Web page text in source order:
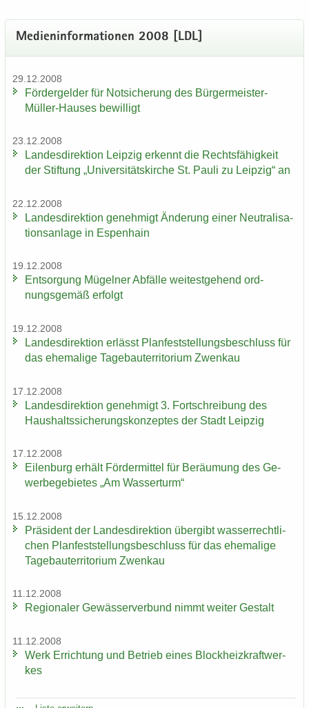
Me­di­en­in­for­ma­tio­nen 2008 [LDL]
29.12.2008
För­der­gel­der für Not­si­che­rung des Bürgermeister-​
Müller-Hauses be­wil­ligt
23.12.2008
Lan­des­di­rek­ti­on Leip­zig er­kennt die Rechts­fä­hig­keit
der Stif­tung „Uni­ver­si­täts­kir­che St. Pauli zu Leip­zig“ an
22.12.2008
Lan­des­di­rek­ti­on ge­neh­migt Än­de­rung einer Neu­tra­li­sa­
ti­ons­an­la­ge in Es­pen­hain
19.12.2008
Ent­sor­gung Mü­gel­ner Ab­fäl­le wei­test­ge­hend ord­
nungs­ge­mäß er­folgt
19.12.2008
Lan­des­di­rek­ti­on er­lässt Plan­fest­stel­lungs­be­schluss für
das ehe­ma­li­ge Ta­ge­bau­ter­ri­to­ri­um Zwenkau
17.12.2008
Lan­des­di­rek­ti­on ge­neh­migt 3. Fort­schrei­bung des
Haus­halts­si­che­rungs­kon­zep­tes der Stadt Leip­zig
17.12.2008
Ei­len­burg er­hält För­der­mit­tel für Be­räu­mung des Ge­
wer­be­ge­bie­tes „Am Was­ser­turm“
15.12.2008
Prä­si­dent der Lan­des­di­rek­ti­on über­gibt was­ser­recht­li­
chen Plan­fest­stel­lungs­be­schluss für das ehe­ma­li­ge
Ta­ge­bau­ter­ri­to­ri­um Zwenkau
11.12.2008
Re­gio­na­ler Ge­wäs­ser­ver­bund nimmt wei­ter Ge­stalt
11.12.2008
Werk Er­rich­tung und Be­trieb eines Block­heiz­kraft­wer­
kes